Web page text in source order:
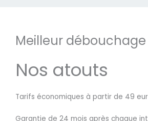
Meilleur débouchage
Nos atouts
Tarifs économiques à partir de 49
Garantie de 24 mois après chaque